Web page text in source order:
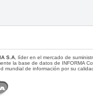
S.A , líder en el mercado de
la base de datos de INFORMA
mundial de información por su